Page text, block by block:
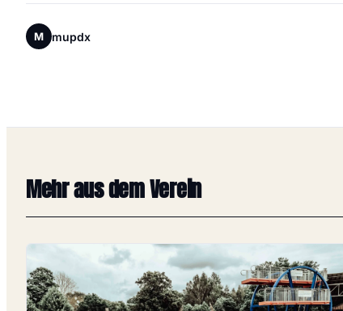
M mupdx
Mehr aus dem Verein